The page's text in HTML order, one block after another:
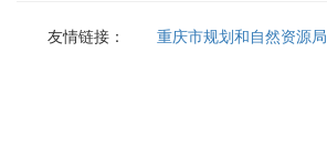
友情链接： 重庆市规划和自然资源局